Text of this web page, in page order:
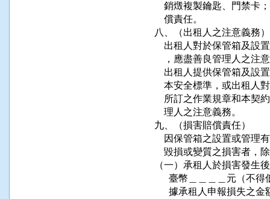
銷燬複製鑰匙、門禁
    償責任。
八、（出租人之注意義務）
出租人對於保管箱及
，應盡善良管理人之注
出租人提供保管箱及
本安全標準，或出租
所訂之作業規章和本
    理人之注意義務。
九、（損害賠償責任）
因保管箱之設置或管
毀損或變質之損害者
（一）承租人於損害發生
臺幣＿＿＿＿元（不
據承租人申報損失之